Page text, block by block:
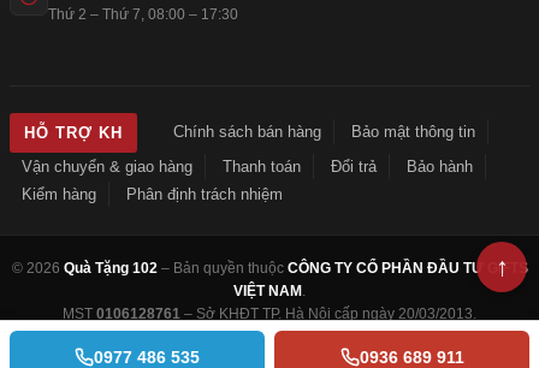
Thứ 2 – Thứ 7, 08:00 – 17:30
HỖ TRỢ KH Chính sách bán hàng
Bảo mật thông tin
Vận chuyển & giao hàng
Thanh toán Đổi trả
Bảo hành
Kiểm hàng
Phân định trách nhiệm
© 2026 Quà Tặng 102– Bản quyền thuộc CÔNG TY CỔ PHẦN ĐẦU TƯ GIFTS
VIỆT NAM .
MST 0106128761 – Sở KHĐT TP. Hà Nội cấp ngày 20/03/2013.
0977 486 535 0936 689 911